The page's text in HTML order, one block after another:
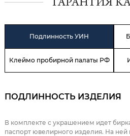
ГАРАНТИЯ
Подлинность УИН
Клеймо пробирной палаты РФ
ПОДЛИННОСТЬ ИЗДЕЛИЯ
В комплекте с украшением идет
паспорт ювелирного изделия. На